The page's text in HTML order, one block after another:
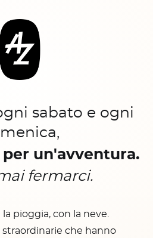
sabato e ogni
un'avventura.
fermarci.
pioggia, con la neve.
straordinarie che hanno